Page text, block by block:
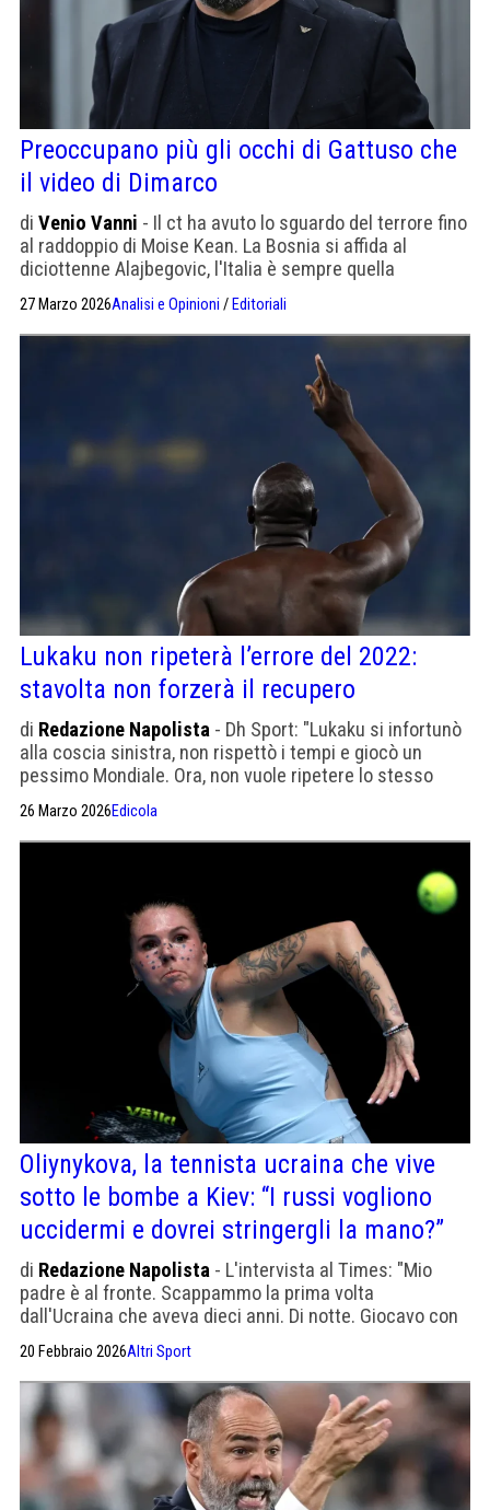
Preoccupano più gli occhi di Gattuso che
il video di Dimarco
di Venio Vanni - Il ct ha avuto lo sguardo del terrore fino
al raddoppio di Moise Kean. La Bosnia si affida al
diciottenne Alajbegovic, l'Italia è sempre quella
dell'esperienza
27 Marzo 2026Analisi e Opinioni / Editoriali
Lukaku non ripeterà l’errore del 2022:
stavolta non forzerà il recupero
di Redazione Napolista - Dh Sport: "Lukaku si infortunò
alla coscia sinistra, non rispettò i tempi e giocò un
pessimo Mondiale. Ora, non vuole ripetere lo stesso
errore. Conosce alla perfezione il suo fisico"
26 Marzo 2026Edicola
Oliynykova, la tennista ucraina che vive
sotto le bombe a Kiev: “I russi vogliono
uccidermi e dovrei stringergli la mano?”
di Redazione Napolista - L'intervista al Times: "Mio
padre è al fronte. Scappammo la prima volta
dall'Ucraina che aveva dieci anni. Di notte. Giocavo con
gioco l'anti-tennis, posso spezzare il ritmo a chiunque,
gli allenatori non apprezzano la mia tecnica"
20 Febbraio 2026Altri Sport